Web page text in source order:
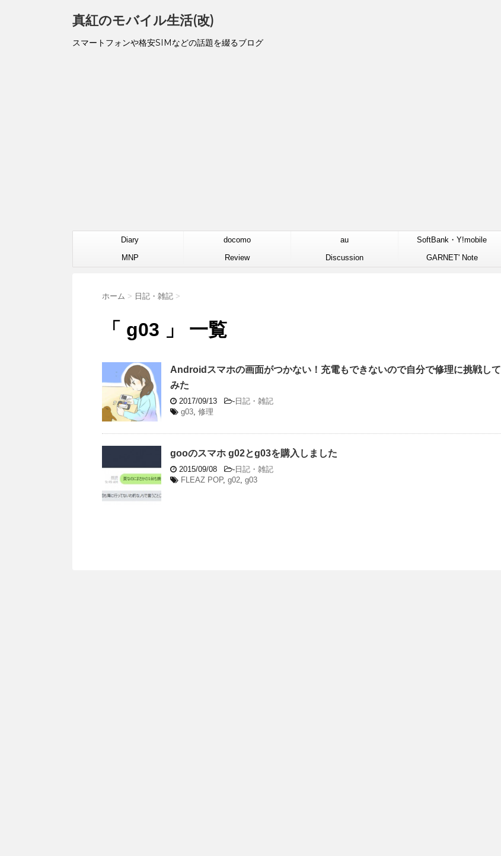
真紅のモバイル生活(改)
スマートフォンや格安SIMなどの話題を綴るブログ
Diary docomo au SoftBank・Y!mobile
MNP
Review Discussion GARNET' Note
ホーム > 日記・雑記 >
「 g03 」 一覧
Androidスマホの画面がつかない！充電もできないので自分で修理に挑戦して
みた
2017/09/13 - 日記・雑記
g03 修理
gooのスマホ g02とg03を購入しました
2015/09/08 - 日記・雑記
FLEAZ POP, g02 g03